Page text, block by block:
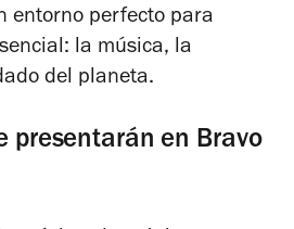
entorno perfecto para
la música, la
del planeta.
presentarán en Bravo